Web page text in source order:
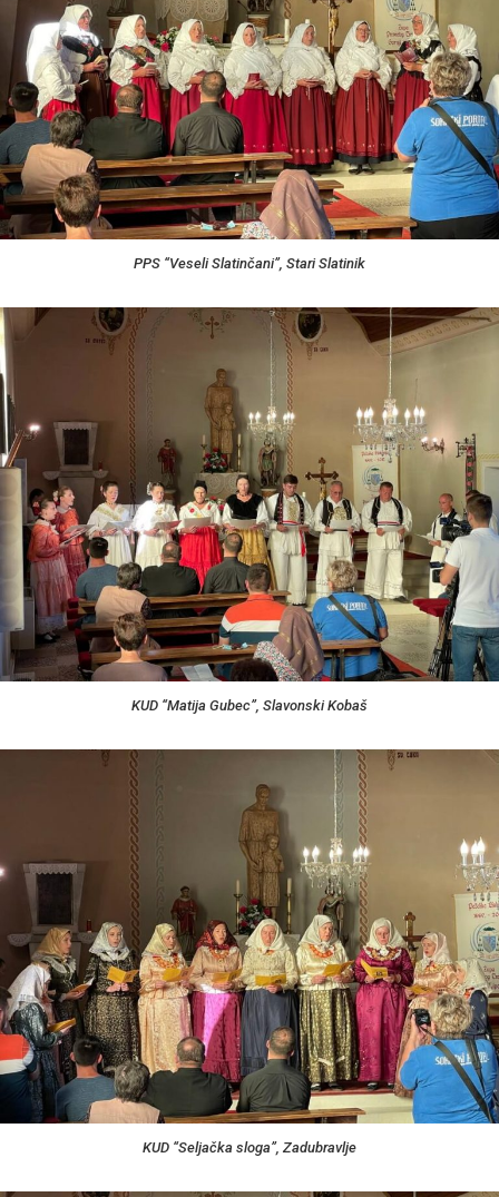
PPS “Veseli Slatinčani”, Stari Slatinik
KUD “Matija Gubec”, Slavonski Kobaš
KUD “Seljačka sloga”, Zadubravlje